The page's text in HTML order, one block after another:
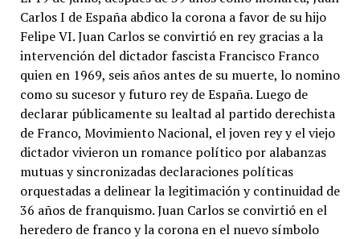
Carlos I de España abdico la corona a favor de su hijo
Felipe VI. Juan Carlos se convirtió en rey gracias a la
intervención del dictador fascista Francisco Franco
quien en 1969, seis años antes de su muerte, lo nomino
como su sucesor y futuro rey de España. Luego de
declarar públicamente su lealtad al partido derechista
de Franco, Movimiento Nacional, el joven rey y el viejo
dictador vivieron un romance político por alabanzas
mutuas y sincronizadas declaraciones políticas
orquestadas a delinear la legitimación y continuidad de
36 años de franquismo. Juan Carlos se convirtió en el
heredero de franco y la corona en el nuevo símbolo